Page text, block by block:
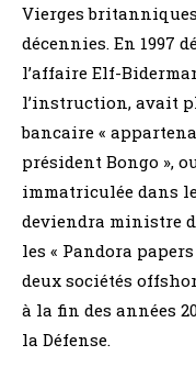
Vierges
décennies. En 1997
l’affaire Elf-
l’instruction, avait
bancaire «
président Bongo »,
immatriculée dans
deviendra ministre
les « Pandora
deux sociétés
à la fin des années
la Défense.